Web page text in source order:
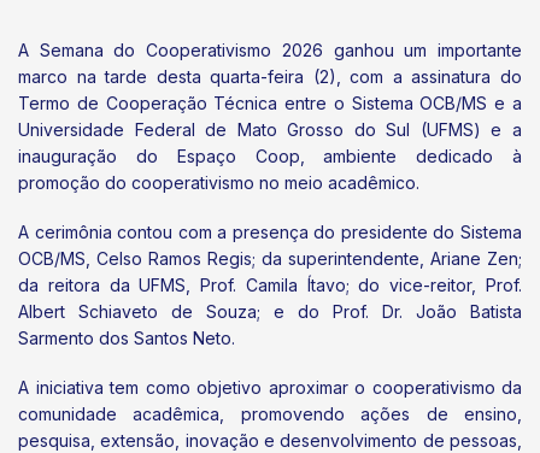
A Semana do Cooperativismo 2026 ganhou um importante
marco na tarde desta quarta-feira (2), com a assinatura do
Termo de Cooperação Técnica entre o Sistema OCB/MS e a
Universidade Federal de Mato Grosso do Sul (UFMS) e a
inauguração do Espaço Coop, ambiente dedicado à
promoção do cooperativismo no meio acadêmico.
A cerimônia contou com a presença do presidente do Sistema
OCB/MS, Celso Ramos Regis; da superintendente, Ariane Zen;
da reitora da UFMS, Prof. Camila Ítavo; do vice-reitor, Prof.
Albert Schiaveto de Souza; e do Prof. Dr. João Batista
Sarmento dos Santos Neto.
A iniciativa tem como objetivo aproximar o cooperativismo da
comunidade acadêmica, promovendo ações de ensino,
pesquisa, extensão, inovação e desenvolvimento de pessoas,